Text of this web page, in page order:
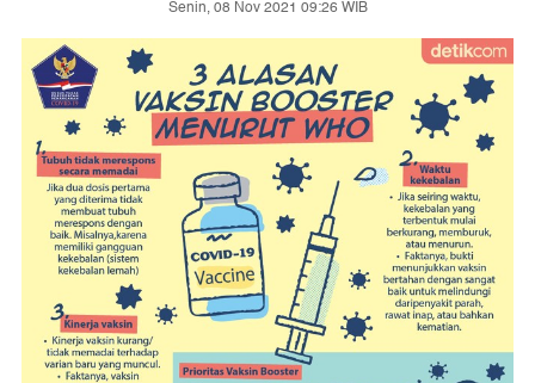
Senin, 08 Nov 2021 09:26 WIB